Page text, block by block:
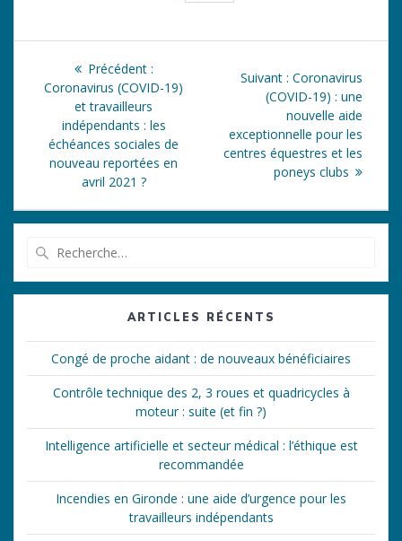
Navigation
l’article
Précédent :Article
précédent
Coronavirus (COVID-19)
et travailleurs
indépendants : les
échéances sociales de
nouveau reportées en
avril 2021 ?
Suivant : Article
suivant
:
Coronavirus
(COVID-19) : une
nouvelle aide
exceptionnelle pour les
centres équestres et les
poneys clubs
:
ARTICLES RÉCENTS
Congé de proche aidant : de nouveaux bénéficiaires
Contrôle technique des 2, 3 roues et quadricycles à
moteur : suite (et fin ?)
Intelligence artificielle et secteur médical : l’éthique est
recommandée
Incendies en Gironde : une aide d’urgence pour les
travailleurs indépendants